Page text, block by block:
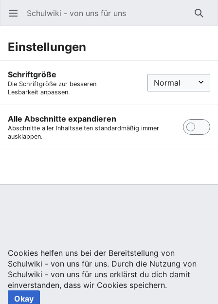
Hauptmenü öffnen Schulwiki - von uns für uns
Einstellungen
Schriftgröße
Die Schriftgröße zur besseren
Lesbarkeit anpassen.
Alle Abschnitte expandieren
Abschnitte aller Inhaltsseiten standardmäßig immer
ausklappen.
Cookies helfen uns bei der Bereitstellung von
Schulwiki - von uns für uns. Durch die Nutzung von
Schulwiki - von uns für uns erklärst du dich damit
einverstanden, dass wir Cookies speichern.
Okay